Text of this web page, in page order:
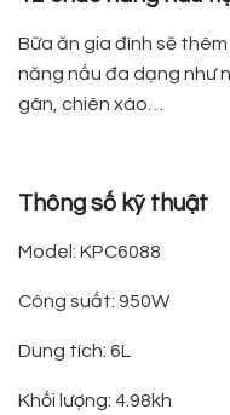
Bữa ăn gia đình sẽ
năng nấu đa dạng như
gân, chiên xào…
Thông số kỹ thuật
Model: KPC6088
Công suất: 950W
Dung tích: 6L
Khối lượng: 4.98kh